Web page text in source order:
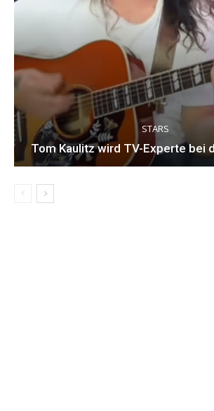
STARS
Tom Kaulitz wird TV-Experte bei